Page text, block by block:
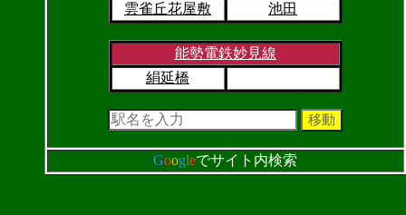
雲雀丘花屋敷
池田
能勢電鉄妙見線
絹延橋
Googleでサイト内検索